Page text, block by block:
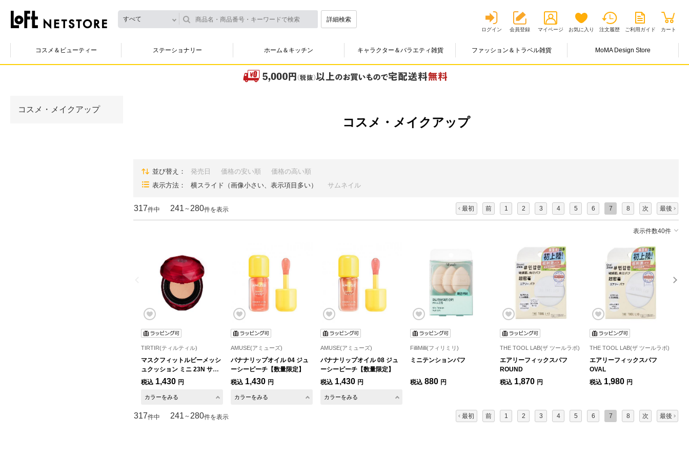
すべて 詳細検索
ログイン 会員登録 マイページ お気に入り 注文履歴 ご利用ガイド カート
コスメ＆ビューティー ステーショナリー ホーム＆キッチン キャラクター＆バラエティ雑貨 ファッション＆トラベル雑貨 MoMA Design Store
コスメ・メイクアップ
コスメ・メイクアップ
並び替え 発売日 価格の安い順
価格の高い順
表示方法
横スライド（画像小さい、表示項目多い） サムネイル
317件中 241 ～ 280件を表示 最初 前 1 2 3 4 5 6 7 8 次 最後
表示件数40件
TIRTIR(ティルティル)
マスクフィットルビーメッシ
ュクッション ミニ 23N サン
ド
税込 1,430 円
カラーをみる
AMUSE(アミューズ)
バナナリップオイル 04 ジュ
ーシーピーチ【数量限定】
税込 1,430 円
カラーをみる
AMUSE(アミューズ)
バナナリップオイル 08 ジュ
ーシーピーチ【数量限定】
税込 1,430 円
カラーをみる
FilliMilli(フィリミリ)
ミニテンションパフ
税込 880 円
THE TOOL LAB(ザ ツールラボ)
エアリーフィックスパフ
ROUND
税込 1,870 円
THE TOOL LAB(ザ ツールラボ)
エアリーフィックスパフ
OVAL
税込 1,980 円
317件中 241 ～ 280件を表示 最初 前 1 2 3 4 5 6 7 8 次 最後